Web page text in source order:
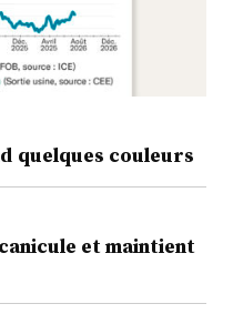
quelques couleurs
et maintient